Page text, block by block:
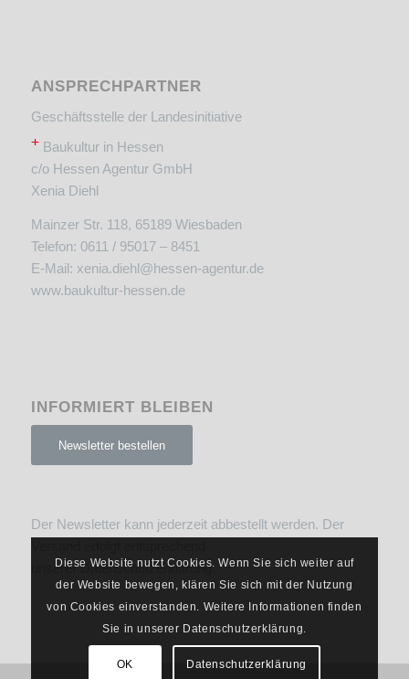
ANSPRECHPARTNER
Geschäftsstelle der Landesinitiative
+Baukultur in Hessen
c/o Hessen Agentur GmbH
Xenia Diehl
Mainzer Str. 118, 65189 Wiesbaden
Telefon: 0611 / 95017 – 8451
E-Mail: xenia.diehl@hessen-agentur.de
www.baukultur-hessen.de
INFORMIERT BLEIBEN
Newsletter bestellen
Der Newsletter kann jederzeit abbestellt werden. Der
unsererDatenschutzerklärung.
Diese Website nutzt Cookies. Wenn Sie sich weiter auf
der Website bewegen, klären Sie sich mit der Nutzung
von Cookies einverstanden. Weitere Informationen finden
Sie in unserer Datenschutzerklärung.
OK Datenschutzerklärung